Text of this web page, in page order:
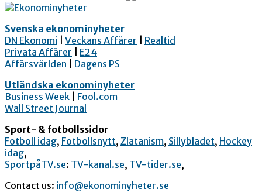
Svenska ekonominyheter
DN Ekonomi
Veckans Affärer
Realtid
Privata Affärer
E24
Affärsvärlden
Dagens PS
Utländska ekonominyheter
Business Week
Fool.com
Wall Street Journal
Sport- & fotbollssidor
Fotboll idag, Fotbollsnytt, Zlatanism, Sillybladet, Hockey
idag,
SportpåTV.se: TV-kanal.se, TV-tider.se,
Contact us: info@ekonominyheter.se